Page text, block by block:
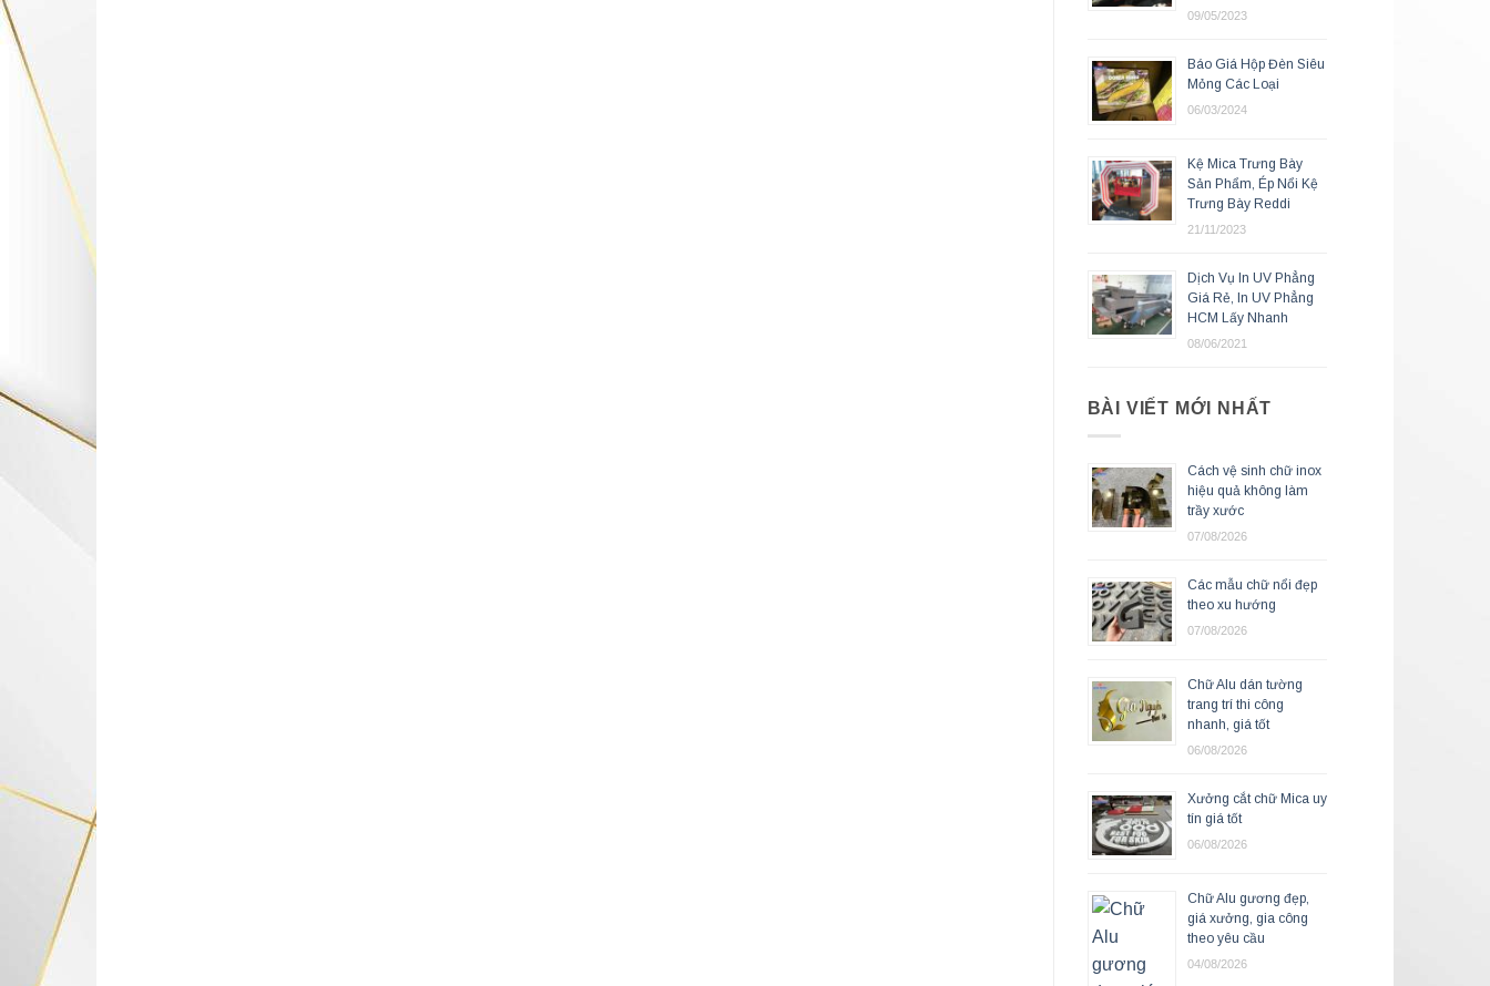
09/05/2023
Báo Giá Hộp Đèn Siêu
Mỏng Các Loại
06/03/2024
Kệ Mica Trưng Bày
Sản Phẩm, Ép Nổi Kệ
Trưng Bày Reddi
21/11/2023
Dịch Vụ In UV Phẳng
Giá Rẻ, In UV Phẳng
HCM Lấy Nhanh
08/06/2021
BÀI VIẾT MỚI NHẤT
Cách vệ sinh chữ inox
hiệu quả không làm
trầy xước
07/08/2026
Các mẫu chữ nổi đẹp
theo xu hướng
07/08/2026
Chữ Alu dán tường
trang trí thi công
nhanh, giá tốt
06/08/2026
Xưởng cắt chữ Mica uy
tín giá tốt
06/08/2026
Chữ Alu gương đẹp,
giá xưởng, gia công
theo yêu cầu
04/08/2026